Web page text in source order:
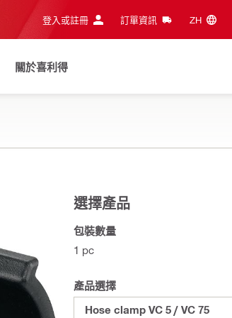
登入或註冊 訂單資訊 ZH‎
關於喜利得
選擇產品
包裝數量
1 pc
產品選擇
Hose clamp VC 5 / VC 75